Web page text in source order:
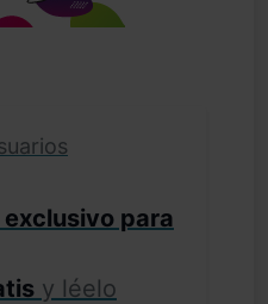
para
y léelo